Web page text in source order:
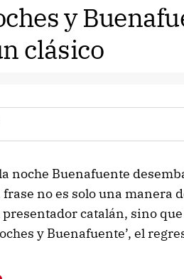
y
clásico
noche Buenafuente
no es solo una manera
catalán, sino
y Buenafuente’, el